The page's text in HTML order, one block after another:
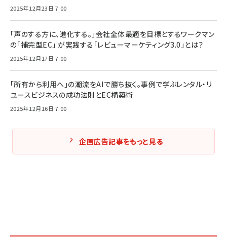
2025年12月23日 7:00
「声のする方に、進化する。」会社全体最適を目標とするワークマン
の「補完型EC」 が実践する「レビューマーケティング3.0」とは？
2025年12月17日 7:00
「所有から利用へ」の潮流をAIで勝ち抜く。事例で学ぶレンタル・リ
ユースビジネスの成功法則とEC構築術
2025年12月16日 7:00
企画広告記事をもっと見る